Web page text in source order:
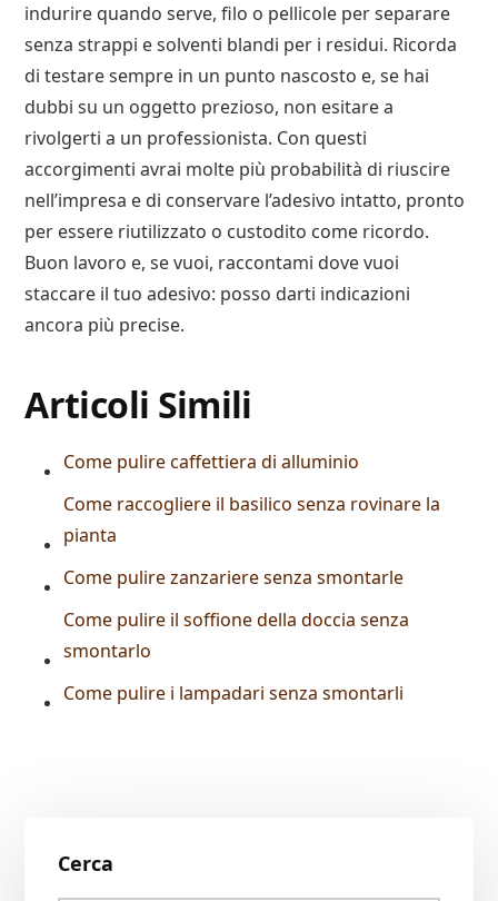
indurire quando serve, filo o pellicole per separare
senza strappi e solventi blandi per i residui. Ricorda
di testare sempre in un punto nascosto e, se hai
dubbi su un oggetto prezioso, non esitare a
rivolgerti a un professionista. Con questi
accorgimenti avrai molte più probabilità di riuscire
nell’impresa e di conservare l’adesivo intatto, pronto
per essere riutilizzato o custodito come ricordo.
Buon lavoro e, se vuoi, raccontami dove vuoi
staccare il tuo adesivo: posso darti indicazioni
ancora più precise.
Articoli Simili
Come pulire caffettiera di alluminio​
Come raccogliere il basilico senza rovinare la
pianta
Come pulire zanzariere senza smontarle
Come pulire il soffione della doccia senza
smontarlo
Come pulire i lampadari senza smontarli
Sidebar
Cerca